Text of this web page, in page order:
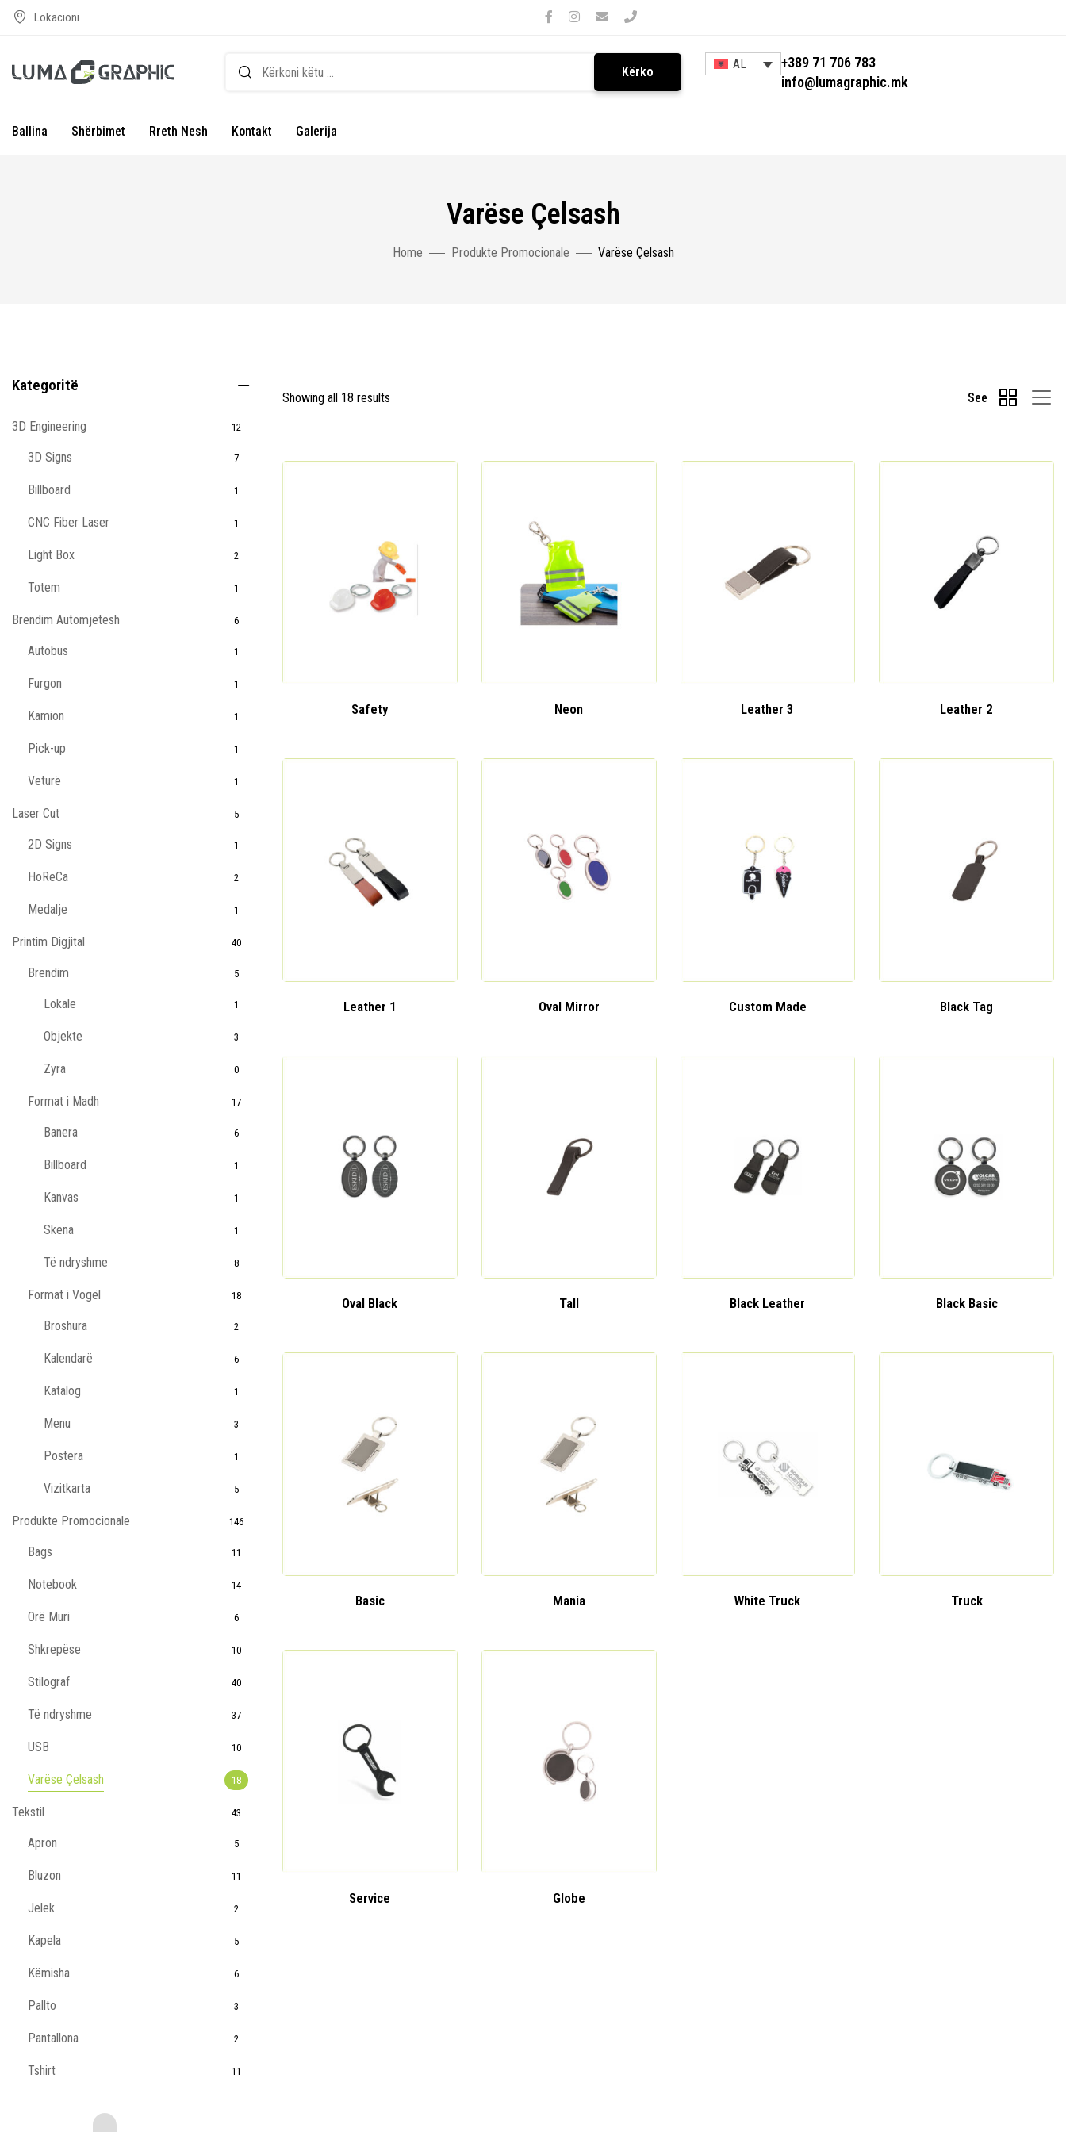
Lokacioni
Kërko
AL
+389 71 706 783
info@lumagraphic.mk
Ballina Shërbimet Rreth Nesh Kontakt Galerija
Varëse Çelsash
Home Produkte Promocionale Varëse Çelsash
Showing all 18 results See
Safety Neon Leather 3 Leather 2
Leather 1 Oval Mirror Custom Made Black Tag
Oval Black Tall Black Leather Black Basic
Basic Mania White Truck Truck
Service Globe
Kategoritë
3D Engineering 12
3D Signs 7
Billboard 1
CNC Fiber Laser 1
Light Box 2
Totem 1
Brendim Automjetesh 6
Autobus 1
Furgon 1
Kamion 1
Pick-up 1
Veturë 1
Laser Cut 5
2D Signs 1
HoReCa 2
Medalje 1
Printim Digjital 40
Brendim 5
Lokale 1
Objekte 3
Zyra 0
Format i Madh 17
Banera 6
Billboard 1
Kanvas 1
Skena 1
Të ndryshme 8
Format i Vogël 18
Broshura 2
Kalendarë 6
Katalog 1
Menu 3
Postera 1
Vizitkarta 5
Produkte Promocionale 146
Bags 11
Notebook 14
Orë Muri 6
Shkrepëse 10
Stilograf 40
Të ndryshme 37
USB 10
Varëse Çelsash 18
Tekstil 43
Apron 5
Bluzon 11
Jelek 2
Kapela 5
Këmisha 6
Pallto 3
Pantallona 2
Tshirt 11